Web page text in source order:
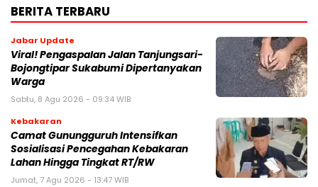
BERITA TERBARU
Jabar Update
Viral! Pengaspalan Jalan Tanjungsari-
Bojongtipar Sukabumi Dipertanyakan
Warga
Sabtu, 8 Agu 2026 - 09:34 WIB
Kebakaran
‎‎Camat Gunungguruh Intensifkan
Sosialisasi Pencegahan Kebakaran
Lahan Hingga Tingkat RT/RW‎
Jumat, 7 Agu 2026 - 13:47 WIB